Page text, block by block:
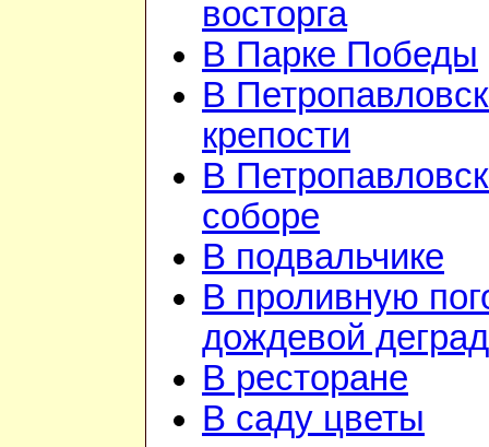
восторга
В Парке Победы
В
крепости
В
соборе
В подвальчике
В проливную
дождевой
В ресторане
В саду цветы